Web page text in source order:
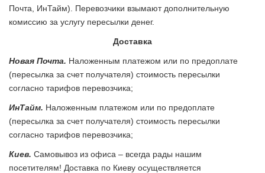
Почта, ИнТайм). Перевозчики взымают дополнительную
комиссию за услугу пересылки денег.
Доставка
Новая Почта. Наложенным платежом или по предоплате
(пересылка за счет получателя) стоимость пересылки
согласно тарифов перевозчика;
ИнТайм. Наложенным платежом или по предоплате
(пересылка за счет получателя) стоимость пересылки
согласно тарифов перевозчика;
Киев. Самовывоз из офиса – всегда рады нашим
посетителям! Доставка по Киеву осуществляется